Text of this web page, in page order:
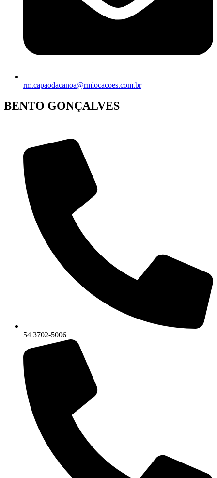
rm.capaodacanoa@rmlocacoes.com.br
BENTO GONÇALVES
54 3702-5006